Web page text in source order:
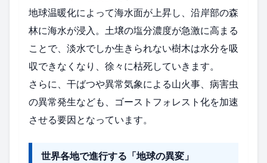
地球温暖化によって海水面が上昇し、沿岸部の森
林に海水が浸入。土壌の塩分濃度が急激に高まる
ことで、淡水でしか生きられない樹木は水分を吸
収できなくなり、徐々に枯死していきます。
さらに、干ばつや異常気象による山火事、病害虫
の異常発生なども、ゴーストフォレスト化を加速
させる要因となっています。
世界各地で進行する「地球の異変」